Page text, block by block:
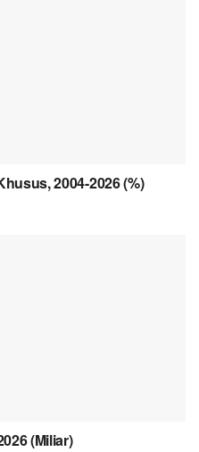
2004-2026 (%)
(Miliar)